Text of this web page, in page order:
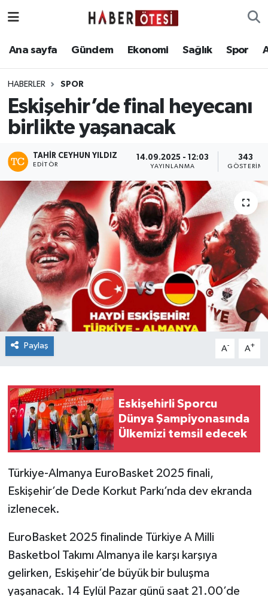
Ana sayfa Gündem Ekonomi Sağlık Spor
HABERLER SPOR
Eskişehir’de final heyecanı
birlikte yaşanacak
TAHIR CEYHUN YILDIZ
EDITÖR
14.09.2025 - 12:03
YAYINLANMA
343
GÖSTERIM
Paylaş A- A+
Eskişehirli Sporcu
Dünya Şampiyonasında
Ülkemizi temsil edecek
Türkiye-Almanya EuroBasket 2025 finali,
Eskişehir’de Dede Korkut Parkı’nda dev ekranda
izlenecek.
EuroBasket 2025 finalinde Türkiye A Milli
Basketbol Takımı Almanya ile karşı karşıya
gelirken, Eskişehir’de büyük bir buluşma
yaşanacak. 14 Eylül Pazar günü saat 21.00’de
Ana sayfa
Ekonomi
Sağlık
Spor
Asayiş
Teknoloji
Eskişehir Nöbetçi Eczaneler
Eskişehir Namaz Vakitleri
Eskişehir Trafik Yoğunluk Haritası
Süper Lig Puan Durumu ve Fikstür
Tüm Manşetler
Son Dakika Haberleri
Haber Arşivi